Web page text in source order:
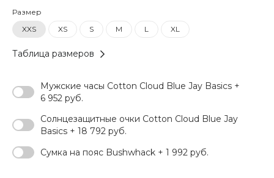
Размер
XXS
XS S M L XL
Таблица размеров
Мужские часы Cotton Cloud Blue Jay Basics +
6 952 руб.
Солнцезащитные очки Cotton Cloud Blue Jay
Basics + 18 792 руб.
Сумка на пояс Bushwhack + 1 992 руб.